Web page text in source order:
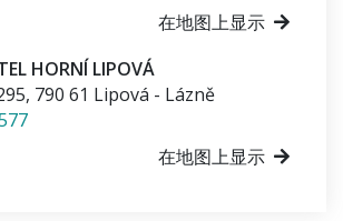
在地图上显示
HORNÍ LIPOVÁ
, 790 61 Lipová - Lázně
在地图上显示